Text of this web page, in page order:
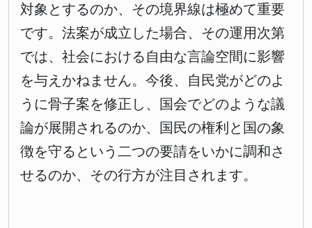
対象とするのか、その境界線は極めて重要
です。法案が成立した場合、その運用次第
では、社会における自由な言論空間に影響
を与えかねません。今後、自民党がどのよ
うに骨子案を修正し、国会でどのような議
論が展開されるのか、国民の権利と国の象
徴を守るという二つの要請をいかに調和さ
せるのか、その行方が注目されます。